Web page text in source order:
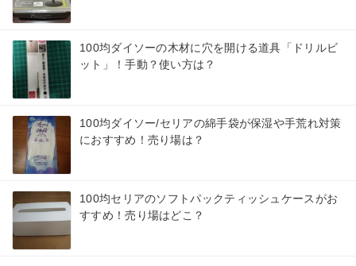
100均ダイソーの木材に穴を開ける道具「ドリルビ
ット」！手動？使い方は？
100均ダイソー/セリアの綿手袋が保湿や手荒れ対策
におすすめ！売り場は？
100均セリアのソフトパックティッシュケースがお
すすめ！売り場はどこ？